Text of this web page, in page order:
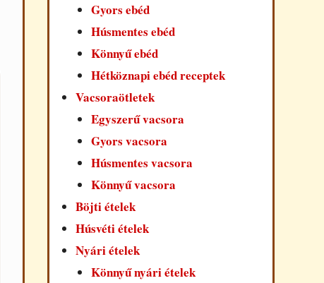
Gyors ebéd
Húsmentes ebéd
Könnyű ebéd
Hétköznapi ebéd receptek
Vacsoraötletek
Egyszerű vacsora
Gyors vacsora
Húsmentes vacsora
Könnyű vacsora
Böjti ételek
Húsvéti ételek
Nyári ételek
Könnyű nyári ételek